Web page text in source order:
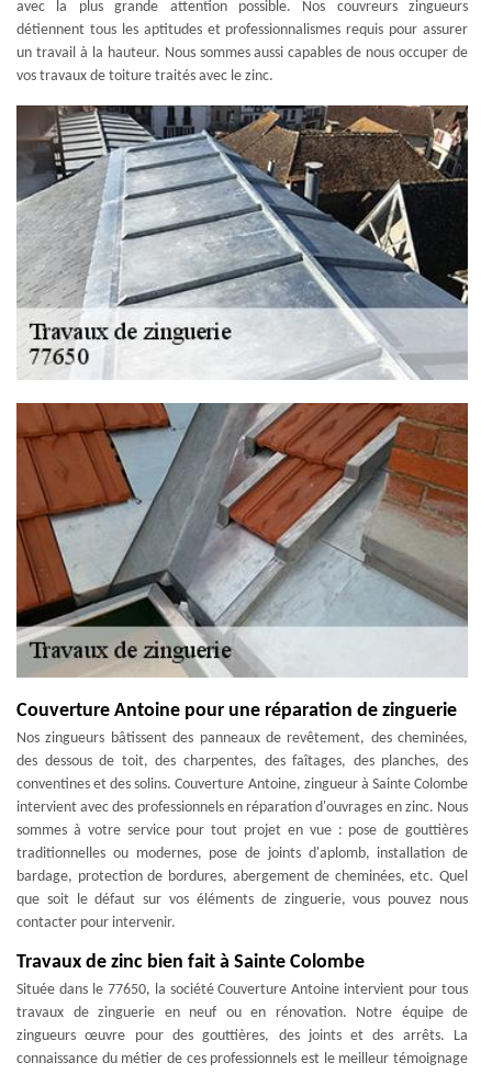
avec la plus grande attention possible. Nos couvreurs zingueurs
détiennent tous les aptitudes et professionnalismes requis pour assurer
un travail à la hauteur. Nous sommes aussi capables de nous occuper de
vos travaux de toiture traités avec le zinc.
Couverture Antoine pour une réparation de zinguerie
Nos zingueurs bâtissent des panneaux de revêtement, des cheminées,
des dessous de toit, des charpentes, des faîtages, des planches, des
conventines et des solins. Couverture Antoine, zingueur à Sainte Colombe
intervient avec des professionnels en réparation d'ouvrages en zinc. Nous
sommes à votre service pour tout projet en vue : pose de gouttières
traditionnelles ou modernes, pose de joints d'aplomb, installation de
bardage, protection de bordures, abergement de cheminées, etc. Quel
que soit le défaut sur vos éléments de zinguerie, vous pouvez nous
contacter pour intervenir.
Travaux de zinc bien fait à Sainte Colombe
Située dans le 77650, la société Couverture Antoine intervient pour tous
travaux de zinguerie en neuf ou en rénovation. Notre équipe de
zingueurs œuvre pour des gouttières, des joints et des arrêts. La
connaissance du métier de ces professionnels est le meilleur témoignage